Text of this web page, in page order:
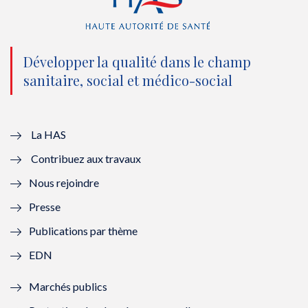
n
o
u
l
l
f
n
k
(
n
o
e
e
(
n
o
u
(
n
o
Développer la qualité dans le champ
sanitaire, social et médico-social
La HAS
Contribuez aux travaux
Nous rejoindre
Presse
Publications par thème
EDN
Marchés publics